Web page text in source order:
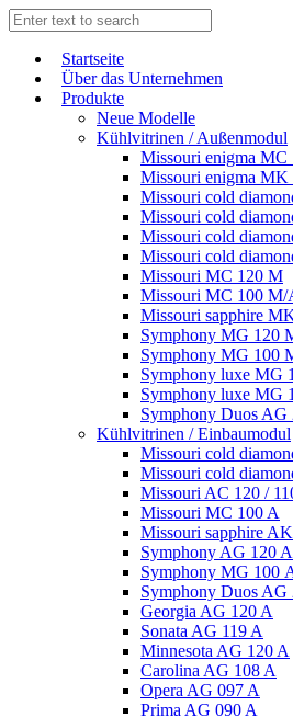
Start­sei­te
Über das Unternehmen
Produkte
Neue Modelle
Kühlvitrinen / Außenmodul
Missouri enigma MC
Missouri enigma MK
Missouri cold
Missouri cold
Missouri cold
Missouri cold
Missouri MC 120 M
Missouri MC 100 M/
Missouri sapphire
Symphony MG 120
Symphony MG 100
Symphony luxe MG
Symphony luxe MG
Symphony Duos AG
Kühlvitrinen / Einbaumodul
Missouri cold
Missouri cold
Missouri AC 120 /
Missouri MC 100 A
Missouri sapphire
Symphony AG 120 A
Symphony MG 100
Symphony Duos AG
Georgia AG 120 A
Sonata AG 119 A
Minnesota AG 120 A
Carolina AG 108 A
Opera AG 097 A
Prima AG 090 A